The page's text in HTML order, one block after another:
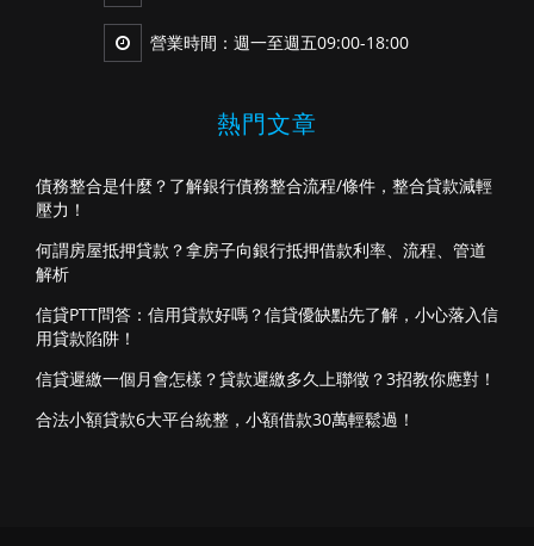
營業時間：週一至週五09:00-18:00
熱門文章
債務整合是什麼？了解銀行債務整合流程/條件，整合貸款減輕
壓力！
何謂房屋抵押貸款？拿房子向銀行抵押借款利率、流程、管道
解析
信貸PTT問答：信用貸款好嗎？信貸優缺點先了解，小心落入信
用貸款陷阱！
信貸遲繳一個月會怎樣？貸款遲繳多久上聯徵？3招教你應對！
合法小額貸款6大平台統整，小額借款30萬輕鬆過！